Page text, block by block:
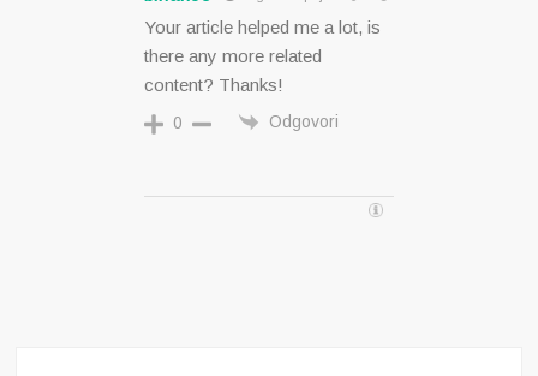
Your article helped me a lot, is
there any more related
content? Thanks!
0 Odgovori